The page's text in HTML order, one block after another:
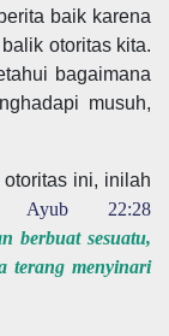
baik karena
otoritas kita.
bagaimana
musuh,
ini, inilah
Ayub 22:28
berbuat sesuatu,
terang menyinari